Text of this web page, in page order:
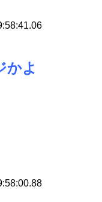
かよ